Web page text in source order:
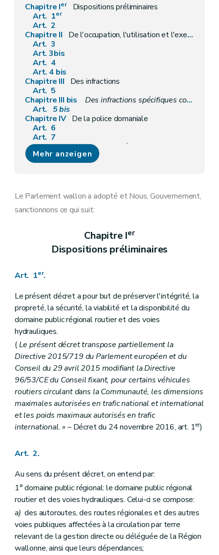
Chapitre Ier
Dispositions préliminaires
Art. 1er
Art. 2
Chapitre II
De l'occupation, l'utilisation et l'exercice de certaines activités sur le domaine public
Art. 3
Art. 3bis
Art. 4
Art. 4 bis
Chapitre III
Des infractions
Art. 5
Chapitre III bis
Des infractions spécifiques commises sur le domaine public régional des voies hydrauliques
Art.
5bis
Chapitre IV De la police domaniale
Art. 6
Art. 7
Chapitre V De la remise en état des lieux
Art. 8
Chapitre V bis
De la perception immédiate
Chapitre VI Des amendes administratives
Chapitre VI bis
Subventions
Mesures d'office applicables sur le domaine public régional des voies hydrauliques
Déplacement d'office
Art.9ter
Sous-section
Art.9sexies
Art.9septies
Sous-section
Épaves
Art.9octies
Art.
Section3
Saisies et exécution forcée en matière de stationnement de longue durée
Art.9decies
Chapitre VII Dispositions finales
Art. 10
Art. 11
Art. 12
Art. 13
Art. 14
Art. 15
Mehr anzeigen
Le Parlement wallon a adopté et Nous, Gouvernement,
sanctionnons ce qui suit:
Chapitre Ier
Dispositions préliminaires
Art. 1er.
Le présent décret a pour but de préserver l'intégrité, la
propreté, la sécurité, la viabilité et la disponibilité du
domaine public régional routier et des voies
hydrauliques.
(Le présent décret transpose partiellement la
Directive 2015/719 du Parlement européen et du
Conseil du 29 avril 2015 modifiant la Directive
96/53/CE du Conseil fixant, pour certains véhicules
routiers circulant dans la Communauté, les dimensions
maximales autorisées en trafic national et international
et les poids maximaux autorisés en trafic
international. »– Décret du 24 novembre 2016, art. 1er)
Art. 2.
Au sens du présent décret, on entend par:
1° domaine public régional: le domaine public régional
routier et des voies hydrauliques. Celui-ci se compose:
a) des autoroutes, des routes régionales et des autres
voies publiques affectées à la circulation par terre
relevant de la gestion directe ou déléguée de la Région
wallonne, ainsi que leurs dépendances;